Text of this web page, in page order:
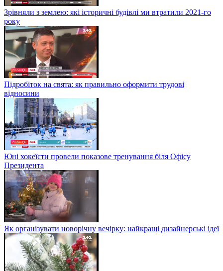
Зрівняли з землею: які історичні будівлі ми втратили 2021-го
року
Підробіток на свята: як правильно оформити трудові
відносини
Юні хокеїсти провели показове тренування біля Офісу
Президента
Як організувати новорічну вечірку: найкращі дизайнерські ідеї